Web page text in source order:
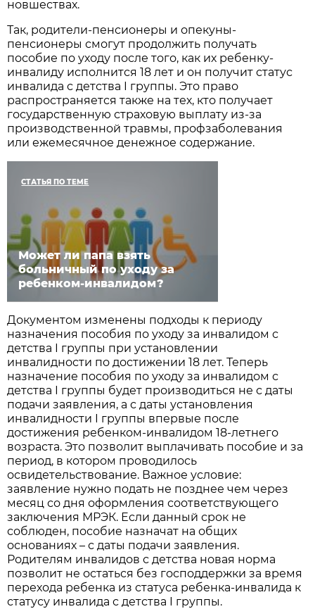
новшествах.
Так, родители-пенсионеры и опекуны-
пенсионеры смогут продолжить получать
пособие по уходу после того, как их ребенку-
инвалиду исполнится 18 лет и он получит статус
инвалида с детства I группы. Это право
распространяется также на тех, кто получает
государственную страховую выплату из-за
производственной травмы, профзаболевания
или ежемесячное денежное содержание.
СТАТЬЯ ПО ТЕМЕ
Может ли папа взять
больничный по уходу за
ребенком-инвалидом?
Документом изменены подходы к периоду
назначения пособия по уходу за инвалидом с
детства I группы при установлении
инвалидности по достижении 18 лет. Теперь
назначение пособия по уходу за инвалидом с
детства I группы будет производиться не с даты
подачи заявления, а с даты установления
инвалидности I группы впервые после
достижения ребенком-инвалидом 18-летнего
возраста. Это позволит выплачивать пособие и за
период, в котором проводилось
освидетельствование. Важное условие:
заявление нужно подать не позднее чем через
месяц со дня оформления соответствующего
заключения МРЭК. Если данный срок не
соблюден, пособие назначат на общих
основаниях – с даты подачи заявления.
Родителям инвалидов с детства новая норма
позволит не остаться без господдержки за время
перехода ребенка из статуса ребенка-инвалида к
статусу инвалида с детства I группы.